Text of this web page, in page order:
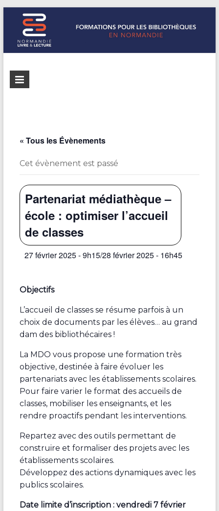
Formations
Normandie
Normandie
Livre &
bibliothèques
« Tous les Évènements
Cet évènement est passé
Partenariat médiathèque –
école : optimiser l’accueil
de classes
27 février 2025 - 9h15/28 février 2025 - 16h45
Objectifs
L’accueil de classes se résume parfois à un
choix de documents par les élèves… au grand
dam des bibliothécaires !
La MDO vous propose une formation très
objective, destinée à faire évoluer les
partenariats avec les établissements scolaires.
Pour faire varier le format des accueils de
classes, mobiliser les enseignants, et les
rendre proactifs pendant les interventions.
Repartez avec des outils permettant de
construire et formaliser des projets avec les
établissements scolaires.
Développez des actions dynamiques avec les
publics scolaires.
Date limite d’inscription : vendredi 7 février